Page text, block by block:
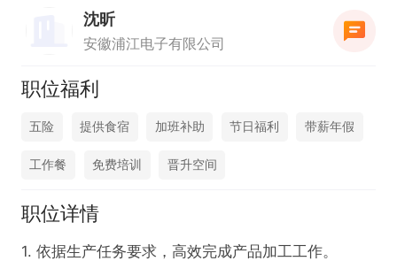
沈昕
安徽浦江电子有限公司
职位福利
五险 提供食宿 加班补助 节日福利 带薪年假
工作餐 免费培训 晋升空间
职位详情
1. 依据生产任务要求，高效完成产品加工工作。